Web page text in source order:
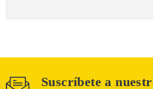
Suscríbete a